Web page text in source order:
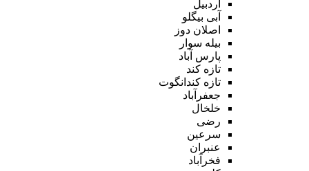
اردبیل
آبی بیگلو
اصلان دوز
بیله سوار
پارس آباد
تازه کند
تازه کندانگوت
جعفرآباد
خلخال
رضی
سرعین
عنبران
فخرآباد